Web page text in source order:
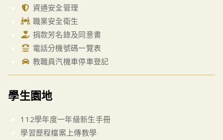
資通安全管理
職業安全衛生
捐款芳名錄及同意書
電話分機號碼一覽表
教職員汽機車停車登記
學生園地
112學年度一年級新生手冊
學習歷程檔案上傳教學